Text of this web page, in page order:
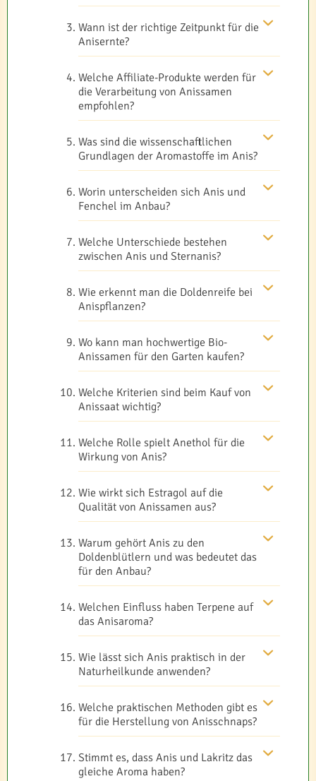
Wann ist der richtige Zeitpunkt für die
Anisernte?
Welche Affiliate-Produkte werden für
die Verarbeitung von Anissamen
empfohlen?
Was sind die wissenschaftlichen
Grundlagen der Aromastoffe im Anis?
Worin unterscheiden sich Anis und
Fenchel im Anbau?
Welche Unterschiede bestehen
zwischen Anis und Sternanis?
Wie erkennt man die Doldenreife bei
Anispflanzen?
Wo kann man hochwertige Bio-
Anissamen für den Garten kaufen?
Welche Kriterien sind beim Kauf von
Anissaat wichtig?
Welche Rolle spielt Anethol für die
Wirkung von Anis?
Wie wirkt sich Estragol auf die
Qualität von Anissamen aus?
Warum gehört Anis zu den
Doldenblütlern und was bedeutet das
für den Anbau?
Welchen Einfluss haben Terpene auf
das Anisaroma?
Wie lässt sich Anis praktisch in der
Naturheilkunde anwenden?
Welche praktischen Methoden gibt es
für die Herstellung von Anisschnaps?
Stimmt es, dass Anis und Lakritz das
gleiche Aroma haben?